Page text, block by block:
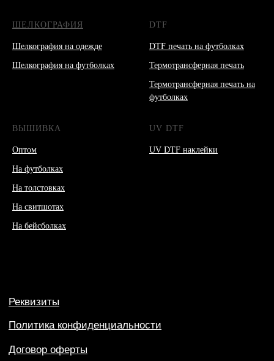
ШЕЛКОГРАФИЯ
Шелкография на одежде
Шелкография на футболках
DTF
DTF печать на футболках
Термотрансферная печать
Термотрансферная печать на
футболках
ВЫШИВКА
Оптом
На футболках
На толстовках
На свитшотах
На бейсболках
UV DTF
UV DTF наклейки